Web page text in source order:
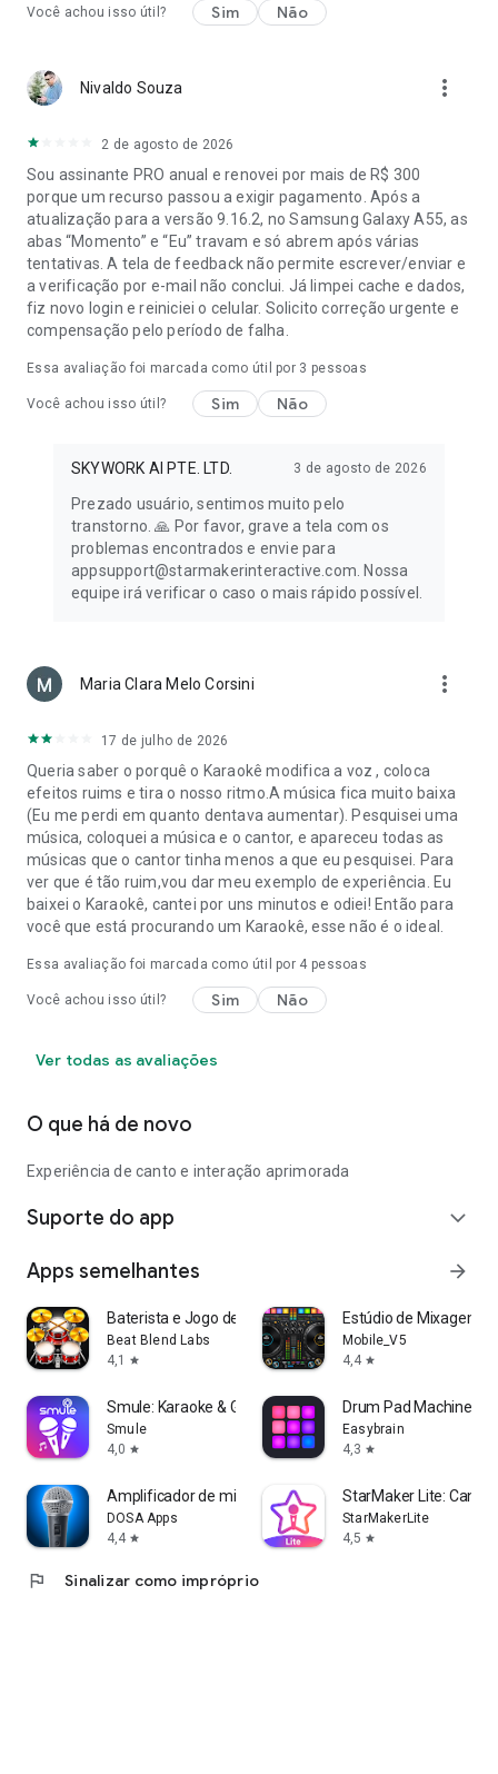
Inscreva-se no nosso canal do YouTube:
https://www.youtube.com/@StarMakerNetwork
https://www.facebook.com/starmaker
Você achou isso útil? Sim Não
Nivaldo Souza more_vert
2 de agosto de 2026
Sou assinante PRO anual e renovei por mais de R$ 300
porque um recurso passou a exigir pagamento. Após a
atualização para a versão 9.16.2, no Samsung Galaxy A55, as
abas “Momento” e “Eu” travam e só abrem após várias
tentativas. A tela de feedback não permite escrever/enviar e
a verificação por e-mail não conclui. Já limpei cache e dados,
fiz novo login e reiniciei o celular. Solicito correção urgente e
compensação pelo período de falha.
Essa avaliação foi marcada como útil por 3 pessoas
Você achou isso útil? Sim Não
SKYWORK AI PTE. LTD. 3 de agosto de 2026
Prezado usuário, sentimos muito pelo
transtorno. 🙏 Por favor, grave a tela com os
problemas encontrados e envie para
appsupport@starmakerinteractive.com. Nossa
equipe irá verificar o caso o mais rápido possível.
Maria Clara Melo Corsini more_vert
17 de julho de 2026
Queria saber o porquê o Karaokê modifica a voz , coloca
efeitos ruims e tira o nosso ritmo.A música fica muito baixa
(Eu me perdi em quanto dentava aumentar). Pesquisei uma
música, coloquei a música e o cantor, e apareceu todas as
músicas que o cantor tinha menos a que eu pesquisei. Para
ver que é tão ruim,vou dar meu exemplo de experiência. Eu
baixei o Karaokê, cantei por uns minutos e odiei! Então para
você que está procurando um Karaokê, esse não é o ideal.
Essa avaliação foi marcada como útil por 4 pessoas
Você achou isso útil? Sim Não
Ver todas as avaliações
O que há de novo
Experiência de canto e interação aprimorada
Suporte do app expand_more
Apps semelhantes arrow_forward
Baterista e Jogo de Bateria
Beat Blend Labs
4,1
star
Estúdio de Mixagem
Mobile_V5
4,4 star
Smule: Karaoke & Grave Músicas
Smule
4,0 star
Drum Pad Machine –
Easybrain
4,3 star
Amplificador de microfone
DOSA Apps
4,4 star
StarMaker Lite: Cante
StarMakerLite
4,5 star
flag Sinalizar como impróprio